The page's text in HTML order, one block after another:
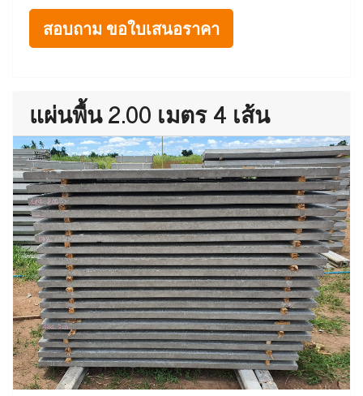
สอบถาม ขอใบเสนอราคา
แผ่นพื้น 2.00 เมตร 4 เส้น